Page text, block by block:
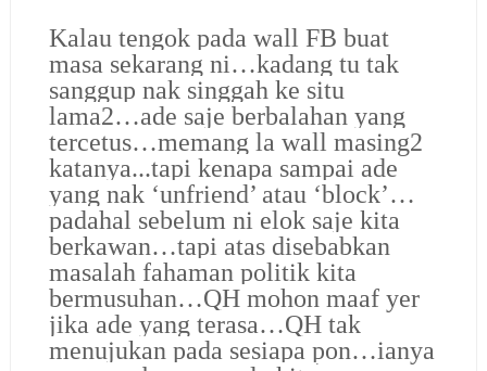
Kalau tengok pada wall FB buat
masa sekarang ni…kadang tu tak
sanggup nak singgah ke situ
lama2…ade saje berbalahan yang
tercetus…memang la wall masing2
katanya...tapi kenapa sampai ade
yang nak ‘unfriend’ atau ‘block’…
padahal sebelum ni elok saje kita
berkawan…tapi atas disebabkan
masalah fahaman politik kita
bermusuhan…QH mohon maaf yer
jika ade yang terasa…QH tak
menujukan pada sesiapa pon…ianya